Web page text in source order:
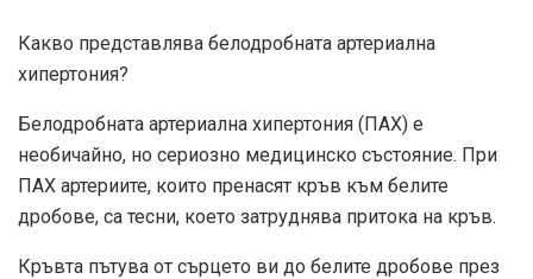
Какво представлява белодробната артериална
хипертония?
Белодробната артериална хипертония (ПАХ) е
необичайно, но сериозно медицинско състояние. При
ПАХ артериите, които пренасят кръв към белите
дробове, са тесни, което затруднява притока на кръв.
Кръвта пътува от сърцето ви до белите дробове през